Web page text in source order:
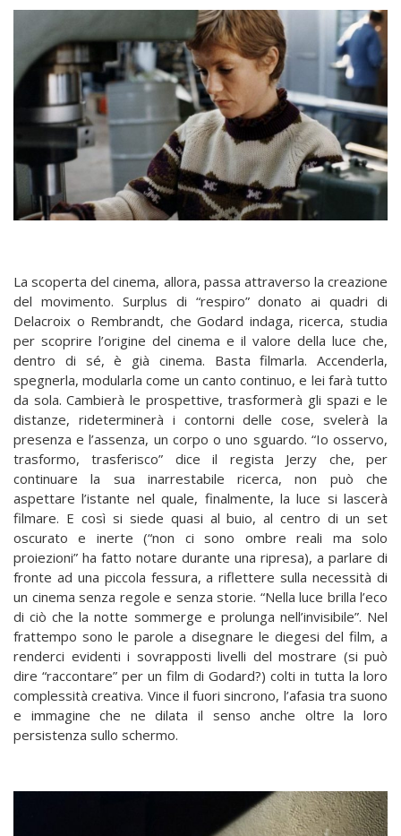
La scoperta del cinema, allora, passa attraverso la creazione
del movimento. Surplus di “respiro” donato ai quadri di
Delacroix o Rembrandt, che Godard indaga, ricerca, studia
per scoprire l’origine del cinema e il valore della luce che,
dentro di sé, è già cinema. Basta filmarla. Accenderla,
spegnerla, modularla come un canto continuo, e lei farà tutto
da sola. Cambierà le prospettive, trasformerà gli spazi e le
distanze, rideterminerà i contorni delle cose, svelerà la
presenza e l’assenza, un corpo o uno sguardo. “Io osservo,
trasformo, trasferisco” dice il regista Jerzy che, per
continuare la sua inarrestabile ricerca, non può che
aspettare l’istante nel quale, finalmente, la luce si lascerà
filmare. E così si siede quasi al buio, al centro di un set
oscurato e inerte (“non ci sono ombre reali ma solo
proiezioni” ha fatto notare durante una ripresa), a parlare di
fronte ad una piccola fessura, a riflettere sulla necessità di
un cinema senza regole e senza storie. “Nella luce brilla l’eco
di ciò che la notte sommerge e prolunga nell’invisibile”. Nel
frattempo sono le parole a disegnare le diegesi del film, a
renderci evidenti i sovrapposti livelli del mostrare (si può
dire “raccontare” per un film di Godard?) colti in tutta la loro
complessità creativa. Vince il fuori sincrono, l’afasia tra suono
e immagine che ne dilata il senso anche oltre la loro
persistenza sullo schermo.